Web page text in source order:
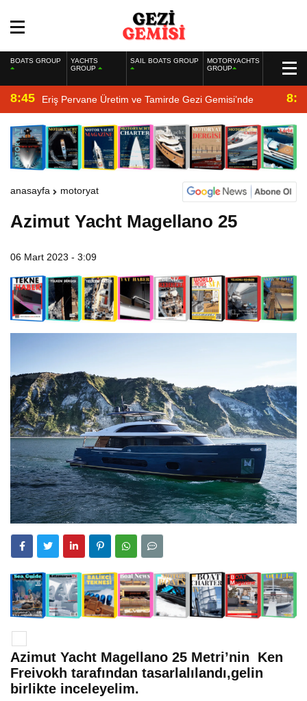
BOATS GROUP
YACHTS
GROUP
SAIL BOATS GROUP
MOTORYACHTS
GROUP
8:45 Eriş Pervane Üretim ve Tamirde Gezi Gemisi’nde
anasayfa motoryat
Azimut Yacht Magellano 25
06 Mart 2023 - 3:09
Azimut Yacht Magellano 25 Metri’nin Ken
Freivokh tarafından tasarlalılandı,gelin
birlikte inceleyelim.